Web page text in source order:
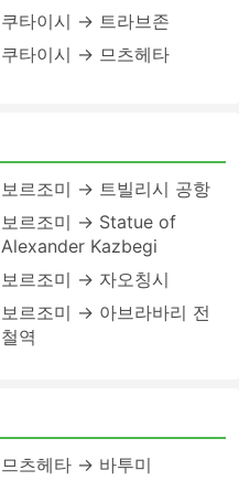
쿠타이시 → 트라브존
쿠타이시 → 므츠헤타
보르조미 → 트빌리시 공항
보르조미 → Statue of
Alexander Kazbegi
보르조미 → 자오칭시
보르조미 → 아브라바리 전
철역
므츠헤타 → 바투미